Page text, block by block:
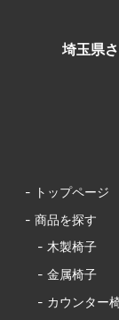
埼玉県
- トップページ
- 商品を探す
- 木製椅子
- 金属椅子
- カウンター